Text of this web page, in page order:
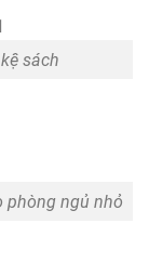
sách
phòng ngủ nhỏ